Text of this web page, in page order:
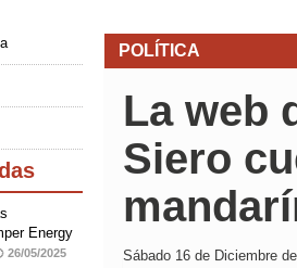
POLÍTICA
La web
Siero
Sábado 16 de Diciembre
Energy
26/05/2025